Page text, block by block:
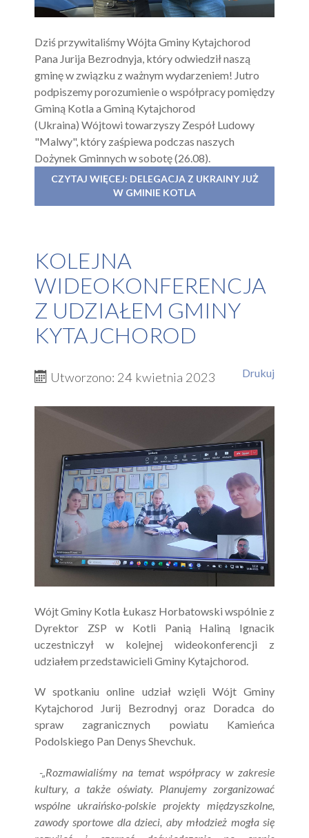
Dziś przywitaliśmy Wójta Gminy Kytajchorod
Pana Jurija Bezrodnyja, który odwiedził naszą
gminę w związku z ważnym wydarzeniem! Jutro
podpiszemy porozumienie o współpracy pomiędzy
Gminą Kotla a Gminą Kytajchorod
(Ukraina) Wójtowi towarzyszy Zespół Ludowy
"Malwy", który zaśpiewa podczas naszych
Dożynek Gminnych w sobotę (26.08).
CZYTAJ WIĘCEJ: DELEGACJA Z UKRAINY JUŻ
W GMINIE KOTLA
KOLEJNA
WIDEOKONFERENCJA
Z UDZIAŁEM GMINY
KYTAJCHOROD
Drukuj
Utworzono: 24 kwietnia 2023
Wójt Gminy Kotla Łukasz Horbatowski wspólnie z
Dyrektor ZSP w Kotli Panią Haliną Ignacik
uczestniczył w kolejnej wideokonferencji z
udziałem przedstawicieli Gminy Kytajchorod.
W spotkaniu online udział wzięli Wójt Gminy
Kytajchorod Jurij Bezrodnyj oraz Doradca do
spraw zagranicznych powiatu Kamieńca
Podolskiego Pan Denys Shevchuk.
-„Rozmawialiśmy na temat współpracy w zakresie
kultury, a także oświaty. Planujemy zorganizować
wspólne ukraińsko-polskie projekty międzyszkolne,
zawody sportowe dla dzieci, aby młodzież mogła się